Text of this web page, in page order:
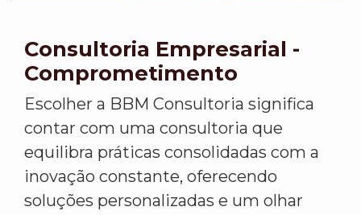
Consultoria Empresarial -
Comprometimento
Escolher a BBM Consultoria significa
contar com uma consultoria que
equilibra práticas consolidadas com a
inovação constante, oferecendo
soluções personalizadas e um olhar